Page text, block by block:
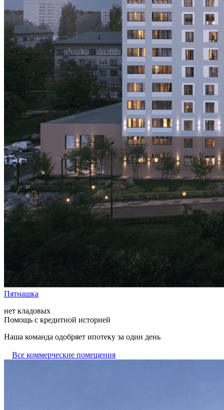
Пятнашка
нет кладовых
Помощь с кредитной историей
Наша команда одобряет ипотеку за один день
Все коммерческие помещения